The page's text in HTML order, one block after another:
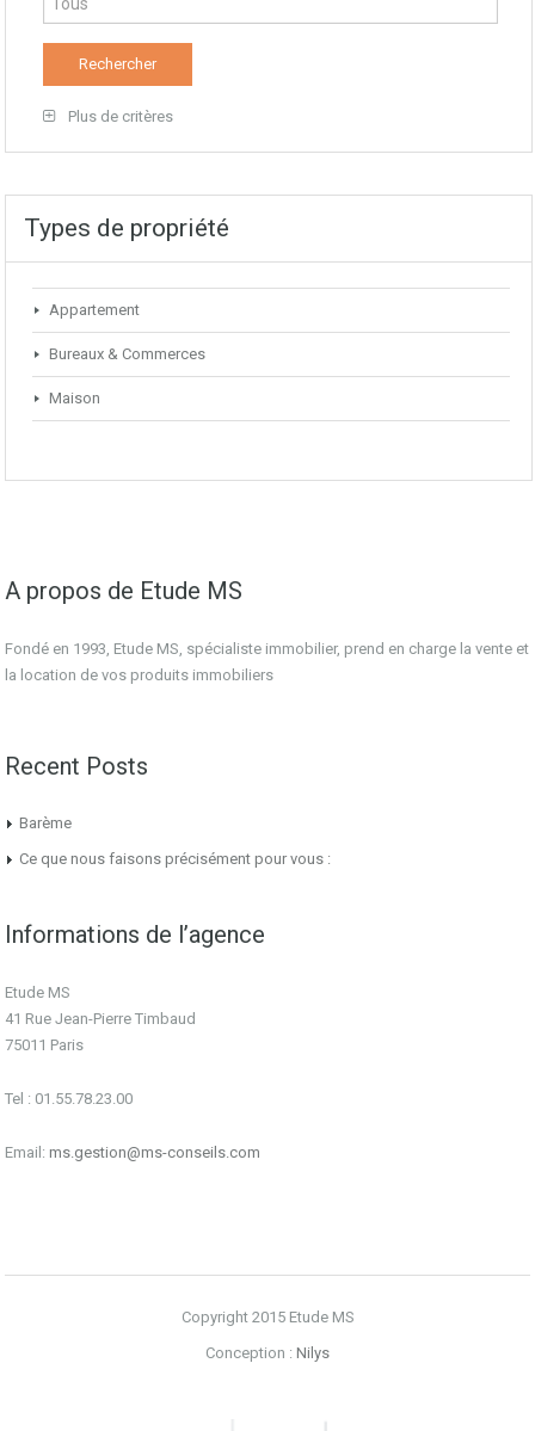
Plus de critères
Types de propriété
Appartement
Bureaux & Commerces
Maison
A propos de Etude MS
Fondé en 1993, Etude MS, spécialiste immobilier, prend en charge la vente et
la location de vos produits immobiliers
Recent Posts
Barème
Ce que nous faisons précisément pour vous :
Informations de l’agence
Etude MS
41 Rue Jean-Pierre Timbaud
75011 Paris
Tel : 01.55.78.23.00
Email: ms.gestion@ms-conseils.com
Copyright 2015 Etude MS
Conception : Nilys